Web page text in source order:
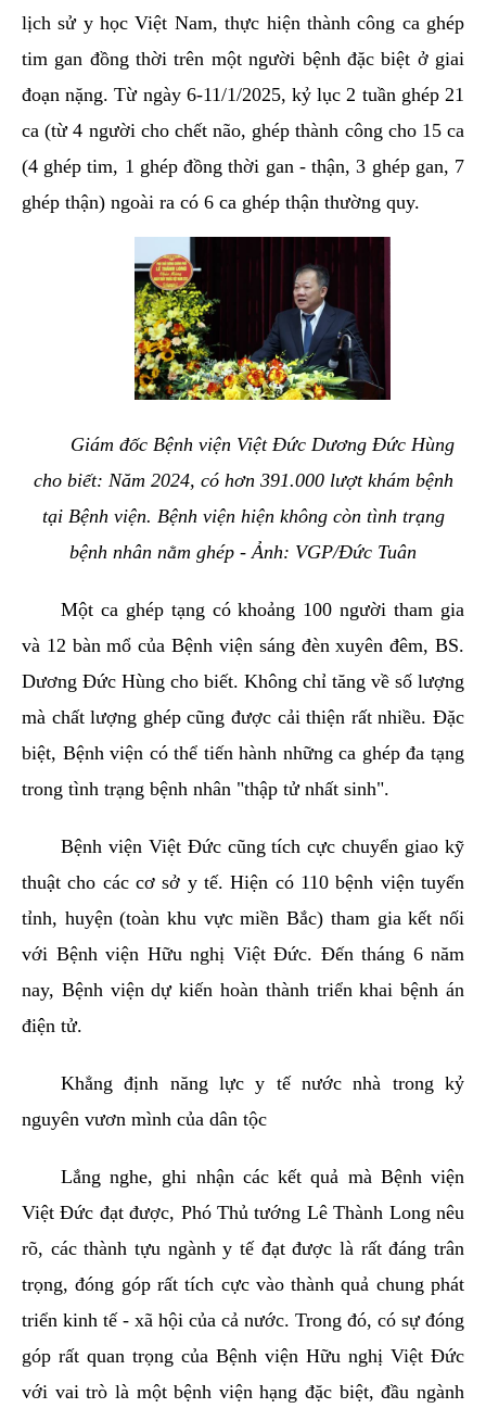
lịch sử y học Việt Nam, thực hiện thành công ca ghép
tim gan đồng thời trên một người bệnh đặc biệt ở giai
đoạn nặng. Từ ngày 6-11/1/2025, kỷ lục 2 tuần ghép 21
ca (từ 4 người cho chết não, ghép thành công cho 15 ca
(4 ghép tim, 1 ghép đồng thời gan - thận, 3 ghép gan, 7
ghép thận) ngoài ra có 6 ca ghép thận thường quy.
Giám đốc Bệnh viện Việt Đức Dương Đức Hùng
cho biết: Năm 2024, có hơn 391.000 lượt khám bệnh
tại Bệnh viện. Bệnh viện hiện không còn tình trạng
bệnh nhân nằm ghép - Ảnh: VGP/Đức Tuân
Một ca ghép tạng có khoảng 100 người tham gia
và 12 bàn mổ của Bệnh viện sáng đèn xuyên đêm, BS.
Dương Đức Hùng cho biết. Không chỉ tăng về số lượng
mà chất lượng ghép cũng được cải thiện rất nhiều. Đặc
biệt, Bệnh viện có thể tiến hành những ca ghép đa tạng
trong tình trạng bệnh nhân "thập tử nhất sinh".
Bệnh viện Việt Đức cũng tích cực chuyển giao kỹ
thuật cho các cơ sở y tế. Hiện có 110 bệnh viện tuyến
tỉnh, huyện (toàn khu vực miền Bắc) tham gia kết nối
với Bệnh viện Hữu nghị Việt Đức. Đến tháng 6 năm
nay, Bệnh viện dự kiến hoàn thành triển khai bệnh án
điện tử.
Khẳng định năng lực y tế nước nhà trong kỷ
nguyên vươn mình của dân tộc
Lắng nghe, ghi nhận các kết quả mà Bệnh viện
Việt Đức đạt được, Phó Thủ tướng Lê Thành Long nêu
rõ, các thành tựu ngành y tế đạt được là rất đáng trân
trọng, đóng góp rất tích cực vào thành quả chung phát
triển kinh tế - xã hội của cả nước. Trong đó, có sự đóng
góp rất quan trọng của Bệnh viện Hữu nghị Việt Đức
với vai trò là một bệnh viện hạng đặc biệt, đầu ngành